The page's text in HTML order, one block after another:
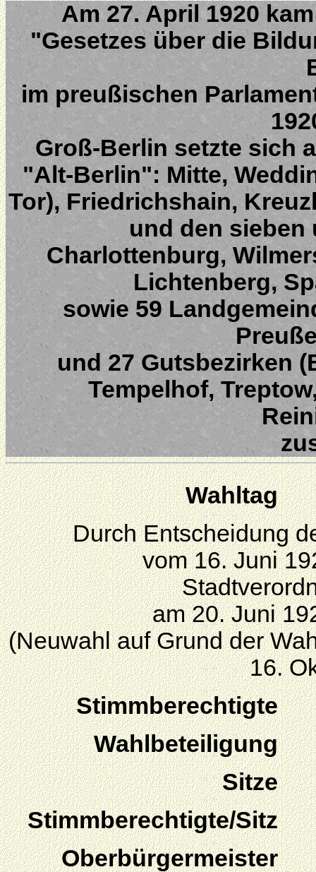
Am 27. April 1920
"Gesetzes über die
im preußischen
Groß-Berlin setzte sich
"Alt-Berlin": Mitte,
Tor), Friedrichshain,
und den sieben
Charlottenburg,
Lichtenberg,
sowie 59
und 27 Gutsbezirken
Tempelhof,
Wahltag
Durch Entscheidung
vom 16. Juni
am 20. Juni
(Neuwahl auf Grund der
16.
Stimmberechtigte
Wahlbeteiligung
Sitze
Stimmberechtigte/Sitz
Oberbürgermeister